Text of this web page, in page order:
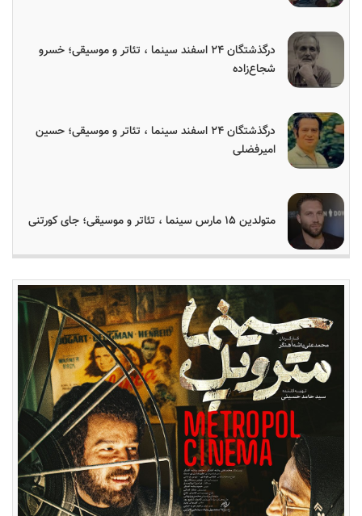
درگذشتگان ۲۴ اسفند سینما ، تئاتر و موسیقی؛ خسرو
شجاع‌زاده
درگذشتگان ۲۴ اسفند سینما ، تئاتر و موسیقی؛ حسین
امیرفضلی
متولدین ۱۵ مارس سینما ، تئاتر و موسیقی؛ جای کورتنی